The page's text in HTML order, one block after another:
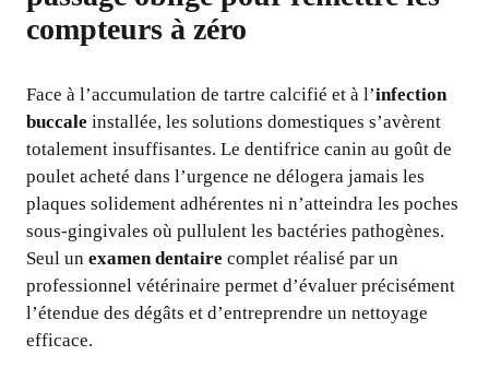
compteurs à zéro
Face à l’accumulation de tartre calcifié et à l’infection
buccale installée, les solutions domestiques s’avèrent
totalement insuffisantes. Le dentifrice canin au goût de
poulet acheté dans l’urgence ne délogera jamais les
plaques solidement adhérentes ni n’atteindra les poches
sous-gingivales où pullulent les bactéries pathogènes.
Seul un examen dentaire complet réalisé par un
professionnel vétérinaire permet d’évaluer précisément
l’étendue des dégâts et d’entreprendre un nettoyage
efficace.